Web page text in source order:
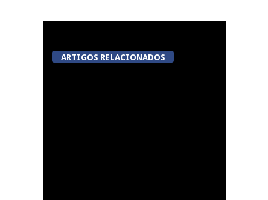
ARTIGOS RELACIONADOS